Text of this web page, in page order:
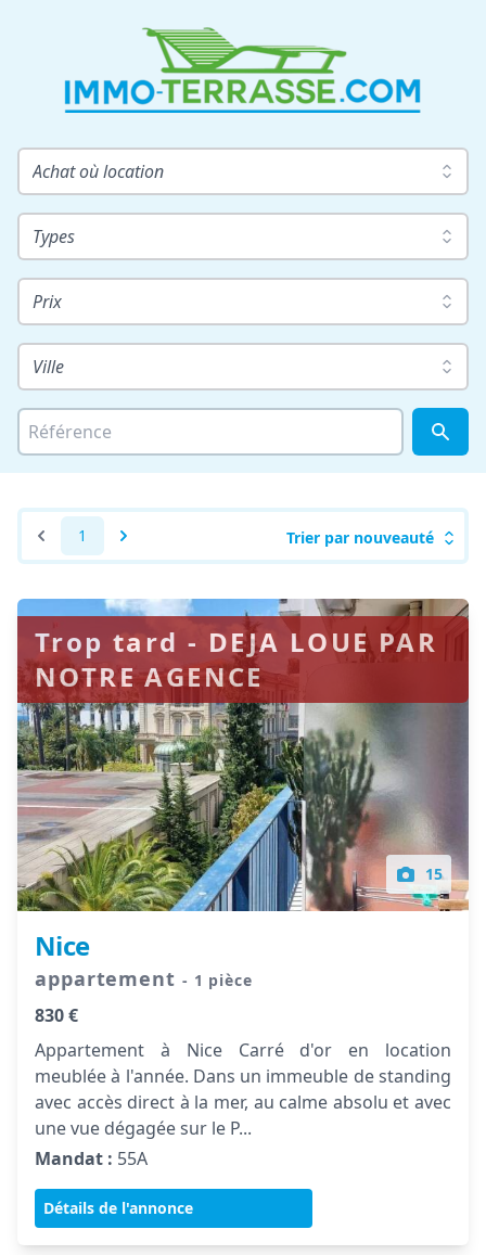
Achat où location
Types
Prix
Ville
1 Trier par nouveauté
15
Trop tard - DEJA LOUE PAR
NOTRE AGENCE
Nice
appartement - 1 pièce
830 €
Appartement à Nice Carré d'or en location
meublée à l'année. Dans un immeuble de standing
avec accès direct à la mer, au calme absolu et avec
une vue dégagée sur le P...
Mandat : 55A
Détails de l'annonce